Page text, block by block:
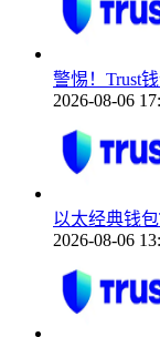
警惕！Trust
2026-08-06
以太经典钱
2026-08-06